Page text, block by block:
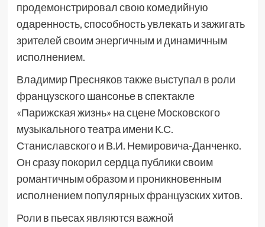
продемонстрировал свою комедийную
одаренность, способность увлекать и зажигать
зрителей своим энергичным и динамичным
исполнением.
Владимир Пресняков также выступал в роли
французского шансонье в спектакле
«Парижская жизнь» на сцене Московского
музыкального театра имени К.С.
Станиславского и В.И. Немировича-Данченко.
Он сразу покорил сердца публики своим
романтичным образом и проникновенным
исполнением популярных французских хитов.
Роли в пьесах являются важной